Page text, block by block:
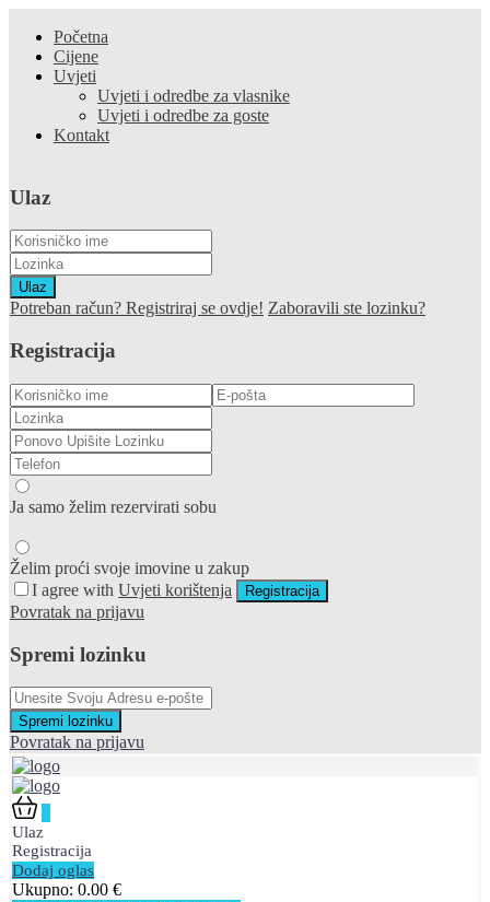
Početna
Cijene
Uvjeti
Uvjeti i odredbe za vlasnike
Uvjeti i odredbe za goste
Kontakt
Ulaz
Ulaz
Potreban račun? Registriraj se ovdje! Zaboravili ste lozinku?
Registracija
Ja samo želim rezervirati sobu
Želim proći svoje imovine u zakup
I agree with Uvjeti korištenja Registracija
Povratak na prijavu
Spremi lozinku
Spremi lozinku
Povratak na prijavu
Ulaz
Registracija
Dodaj oglas
Ukupno: 0.00 €